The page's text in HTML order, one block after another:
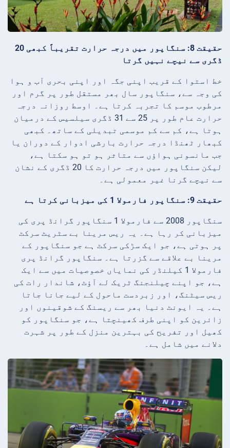
حقیقت 8: سنگاپور میں درجہ حرارت تقریباً کبھی 20
ڈگری سے نیچے نہیں گرتا
خط استوا کے قریب اپنی جگہ اور اپنی بحری آب و ہوا
کی وجہ سے، سنگاپور سال بھر مستقل طور پر گرم اور
مرطوب موسم کا تجربہ کرتا ہے۔ اوسط روزانہ درجہ
حرارت عام طور پر 25 سے 31 ڈگری سیلسیس کے درمیان
ہوتا ہے، کم سے کم موسمی تبدیلی کے ساتھ۔ کبھی
کبھار ٹھنڈا درجہ حرارت بارشی ادوار کے دوران یا
جب مانسونی ہواؤں سے متاثر ہو تو ہو سکتا ہے،
لیکن سنگاپور میں درجہ حرارت کا 20 ڈگری کے نشان
سے نیچے گرنا غیر معمولی ہے۔
حقیقت 9: سنگاپور فارمولا 1 کی میزبانی کرتا ہے
سنگاپور 2008 سے فارمولا 1 سنگاپور گرانڈ پری کی
میزبانی کر رہا ہے۔ یہ ریس مرینا بے سٹریٹ سرکٹ
پر ہوتی ہے، جو ایک سڑکی سرکٹ ہے جو سنگاپور کے
مرینا بے علاقے سے گزرتا ہے۔ سنگاپور گرانڈ پری
فارمولا 1 کیلنڈر کی نمایاں خصوصیات میں سے ایک
ہے، جو اپنے چیلنجنگ ٹریک لے آؤٹ، شاندار رات کی
ریس سیٹنگ، اور زبردست ماحول کے لیے جانا جاتا
ہے۔ یہ ایونٹ دنیا بھر سے ریسنگ کے شوقینوں اور
زائرین کو اپنی طرف کھینچتا ہے، جو سنگاپور کو
کھیل اور تفریح کی بہترین منزل کے طور پر شہرت
دلانے میں شامل ہے۔